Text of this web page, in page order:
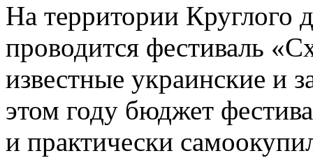
На территории Круглого
проводится фестиваль
известные украинские и
этом году бюджет
и практически